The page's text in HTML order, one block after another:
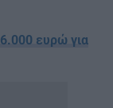
ευρώ για